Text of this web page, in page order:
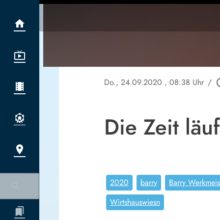
Do., 24.09.2020 , 08:38 Uhr /
Die Zeit
2020 barry Barry
Wirtshauswiesn